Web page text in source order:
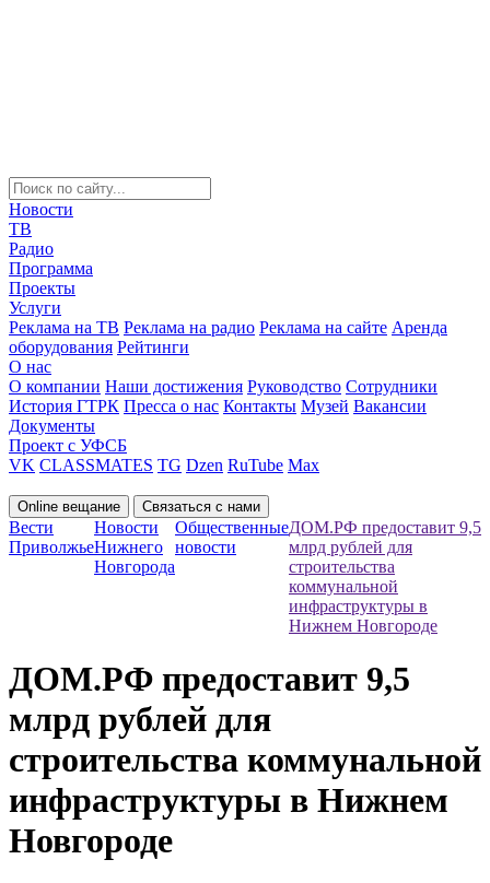
Новости
ТВ
Радио
Программа
Проекты
Услуги
Реклама на ТВ Реклама на радио Реклама на сайте Аренда
оборудования Рейтинги
О нас
О компании Наши достижения Руководство Сотрудники
История ГТРК Пресса о нас Контакты Музей Вакансии
Документы
Проект с УФСБ
VK CLASSMATES TG Dzen RuTube Max
Online вещание Связаться с нами
Вести
Приволжье
Новости
Нижнего
Новгорода
Общественные
новости
ДОМ.PФ предоставит 9,5
млрд рублей для
строительства
коммунальной
инфраструктуры в
Нижнем Новгороде
ДОМ.PФ предоставит 9,5
млрд рублей для
строительства коммунальной
инфраструктуры в Нижнем
Новгороде